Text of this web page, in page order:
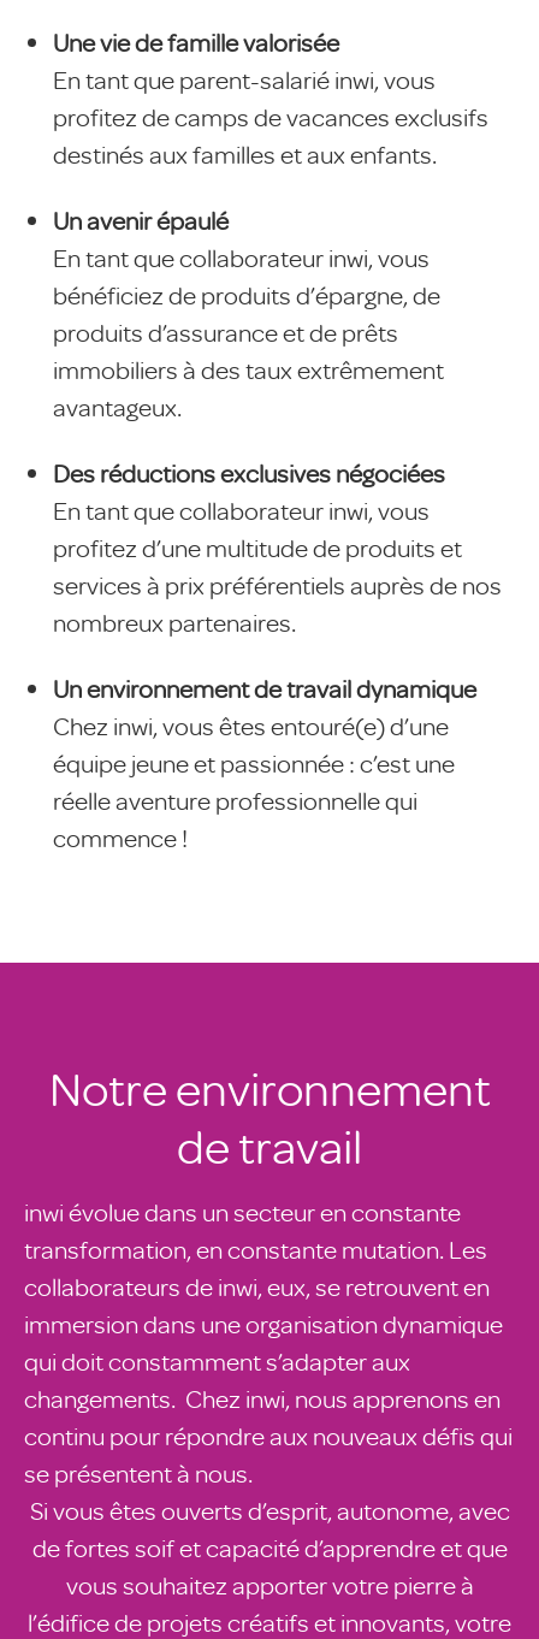
Une vie de famille valorisée
En tant que parent-salarié inwi, vous
profitez de camps de vacances exclusifs
destinés aux familles et aux enfants.
Un avenir épaulé
En tant que collaborateur inwi, vous
bénéficiez de produits d’épargne, de
produits d’assurance et de prêts
immobiliers à des taux extrêmement
avantageux.
Des réductions exclusives négociées
En tant que collaborateur inwi, vous
profitez d’une multitude de produits et
services à prix préférentiels auprès de nos
nombreux partenaires.
Un environnement de travail dynamique
Chez inwi, vous êtes entouré(e) d’une
équipe jeune et passionnée : c’est une
réelle aventure professionnelle qui
commence !
Notre environnement
de travail
inwi évolue dans un secteur en constante
transformation, en constante mutation. Les
collaborateurs de inwi, eux, se retrouvent en
immersion dans une organisation dynamique
qui doit constamment s’adapter aux
changements. Chez inwi, nous apprenons en
continu pour répondre aux nouveaux défis qui
se présentent à nous.
Si vous êtes ouverts d’esprit, autonome, avec
de fortes soif et capacité d’apprendre et que
vous souhaitez apporter votre pierre à
l’édifice de projets créatifs et innovants, votre